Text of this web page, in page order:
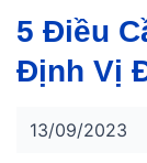
5 Điều
Định Vị
13/09/2023